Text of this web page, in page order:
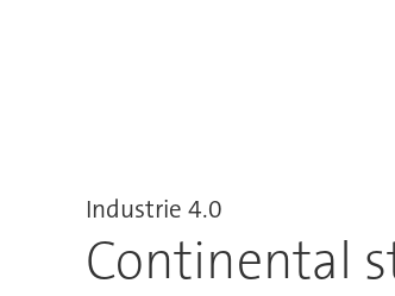
Industrie 4.0
Continental